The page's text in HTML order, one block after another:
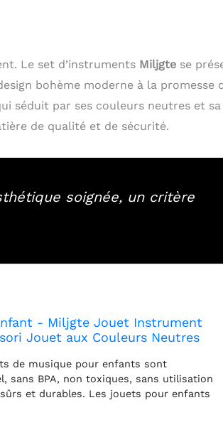
Le set d’instruments Miljgte se
bohème moderne à la promesse
séduit par ses couleurs neutres et
de qualité et de sécurité.
soignée, un critère
- Miljgte Jouet Instrument
Jouet aux Couleurs Neutres
de musique pour enfants sont
sans BPA, non toxiques, sans utilisation
et durables. Les jouets pour enfants
peau douce du bébé. Jouets éducatifs